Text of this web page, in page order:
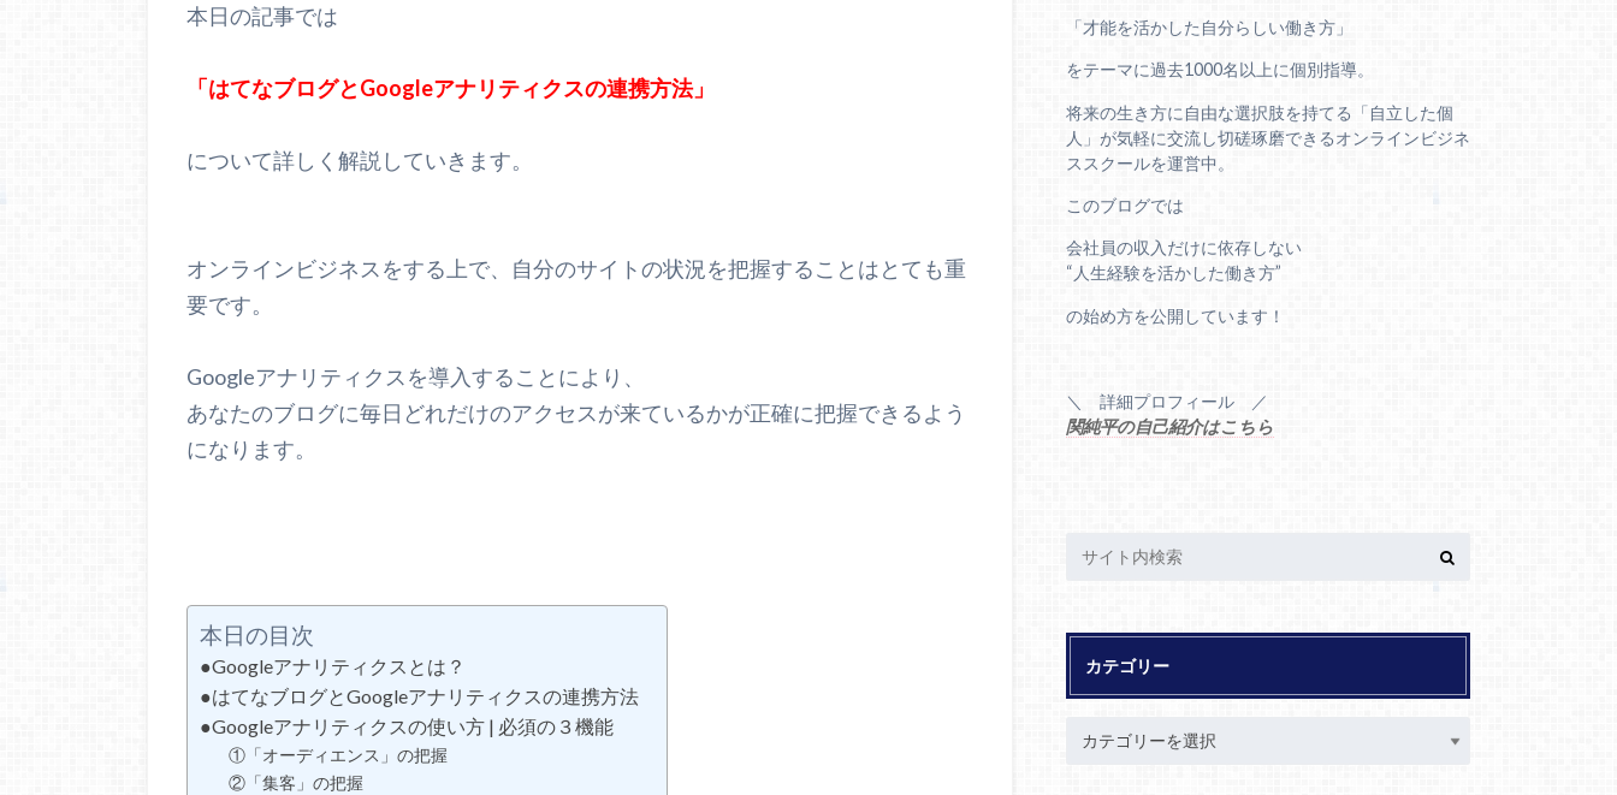
本日の記事では
「はてなブログとGoogleアナリティクスの連携方法」
について詳しく解説していきます。
オンラインビジネスをする上で、自分のサイトの状況を把握することはとても重
要です。
Googleアナリティクスを導入することにより、
あなたのブログに毎日どれだけのアクセスが来ているかが正確に把握できるよう
になります。
本日の目次
●Googleアナリティクスとは？
●はてなブログとGoogleアナリティクスの連携方法
●Googleアナリティクスの使い方 | 必須の３機能
①「オーディエンス」の把握
②「集客」の把握
「才能を活かした自分らしい働き方」
をテーマに過去1000名以上に個別指導。
将来の生き方に自由な選択肢を持てる「自立した個
人」が気軽に交流し切磋琢磨できるオンラインビジネ
ススクールを運営中。
このブログでは
会社員の収入だけに依存しない
“人生経験を活かした働き方”
の始め方を公開しています！
＼ 詳細プロフィール ／
関純平の自己紹介はこちら
カテゴリー